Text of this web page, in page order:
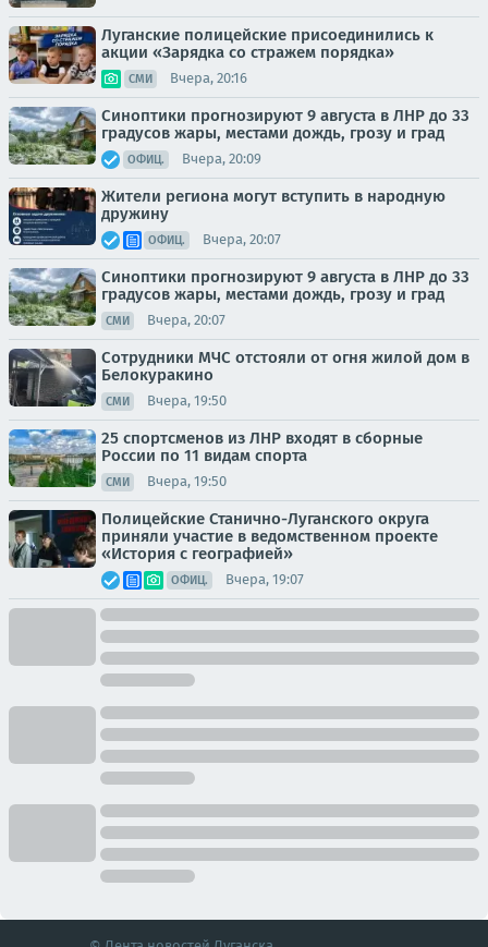
Луганские полицейские присоединились к
акции «Зарядка со стражем порядка»
СМИ Вчера, 20:16
Синоптики прогнозируют 9 августа в ЛНР до 33
градусов жары, местами дождь, грозу и град
ОФИЦ. Вчера, 20:09
Жители региона могут вступить в народную
дружину
ОФИЦ. Вчера, 20:07
Синоптики прогнозируют 9 августа в ЛНР до 33
градусов жары, местами дождь, грозу и град
СМИ Вчера, 20:07
Сотрудники МЧС отстояли от огня жилой дом в
Белокуракино
СМИ Вчера, 19:50
25 спортсменов из ЛНР входят в сборные
России по 11 видам спорта
СМИ Вчера, 19:50
Полицейские Станично-Луганского округа
приняли участие в ведомственном проекте
«История с географией»
ОФИЦ. Вчера, 19:07